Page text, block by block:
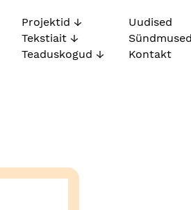
Projektid
Tekstiait
Teaduskogud
Uudised
Sündmused
Kontakt